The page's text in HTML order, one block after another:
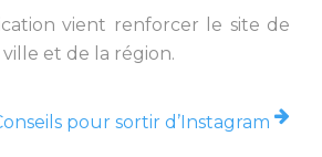
vient renforcer le site de
et de la région.
pour sortir d’Instagram